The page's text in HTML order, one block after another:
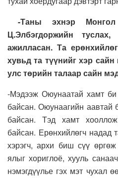
-Таны эхнэр
Ц.Элбэгдоржийн
ажилласан. Та
хувьд та түүнийг хэр
улс төрийн талаар сайн
-Мэдээж Оюунаатай хамт би
байсан. Оюунаагийн аавтай
байсан. Тэд хамт
байсан. Ерөнхийлөгч надад
хэрэгч, архи биш сүү
ялыг хориглоё, хууль
нэмэгдүүлье гэх мэт чухал